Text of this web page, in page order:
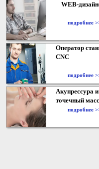
WEB-
подробнее
Оператор
CNC
подробнее
Акупрессура и
точечный
подробнее